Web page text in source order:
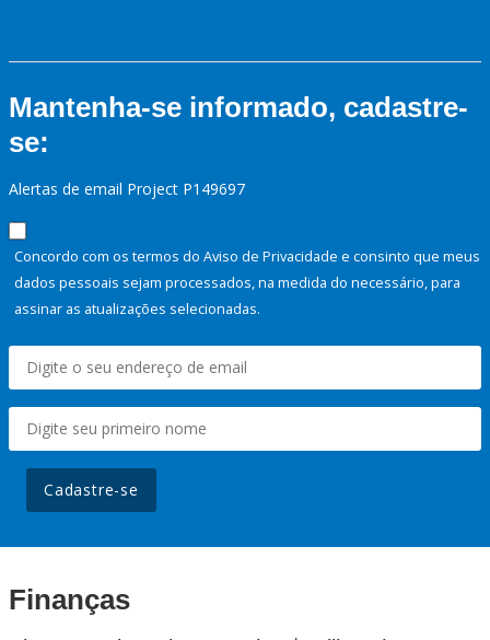
Mantenha-se informado, cadastre-
se:
Alertas de email Project P149697
Concordo com os termos do Aviso de Privacidade e consinto que meus
dados pessoais sejam processados, na medida do necessário, para
assinar as atualizações selecionadas.
Cadastre-se
Finanças